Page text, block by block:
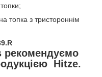
топка з тристороннім
рекомендуємо
Hitze.